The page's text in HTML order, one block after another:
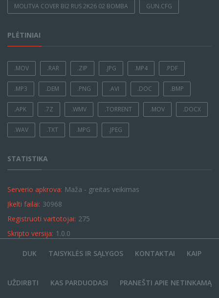
MOLITVA COVER BI2 RUS 2K26 02 BOMBA GUN.CFG
PLĖTINIAI
.MOV .RAR .ZIP .JPG .MP4 .PDF
.MP3 .DEM .PNG .AVI .DOC .BMP
.APK .7Z .WMV .TORRENT .MOV .DOCX
.WAV .TXT .MPG .JPEG
STATISTIKA
Serverio apkrova: Maža - greitas veikimas
Įkelti failai: 30968
Registruoti vartotojai: 275
Skripto versija: 1.0.0
DUK TAISYKLĖS IR SĄLYGOS KONTAKTAI KAIP
UŽDIRBTI KAS PARDUODASI PRANEŠTI APIE NETINKAMĄ